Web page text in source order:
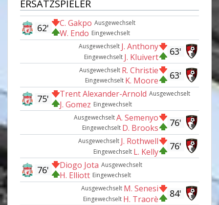
ERSATZSPIELER
Ausgewechselt
C. Gakpo
Eingewechselt
W. Endo
62'
63'
Ausgewechselt J. Anthony
Eingewechselt J. Kluivert
63'
Ausgewechselt R. Christie
Eingewechselt K. Moore
Ausgewechselt
Trent Alexander-Arnold
Eingewechselt
J. Gomez
75'
76'
AusgewechseltA. Semenyo
Eingewechselt D. Brooks
76'
Ausgewechselt J. Rothwell
Eingewechselt L. Kelly
Ausgewechselt
Diogo Jota
Eingewechselt
H. Elliott
76'
84'
Ausgewechselt M. Senesi
Eingewechselt H. Traorè